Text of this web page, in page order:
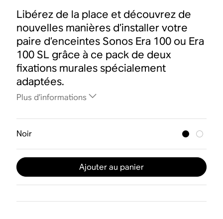
Libérez de la place et découvrez de
nouvelles manières d’installer votre
paire d’enceintes Sonos Era 100 ou Era
100 SL grâce à ce pack de deux
fixations murales spécialement
adaptées.
Plus d’informations
Noir
Ajouter au panier